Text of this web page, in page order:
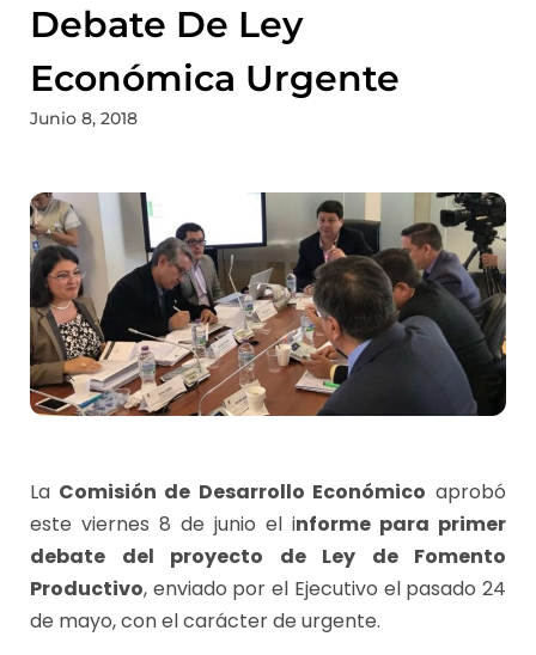
Debate De Ley
Económica Urgente
Junio 8, 2018
La Comisión de Desarrollo Económico aprobó
este viernes 8 de junio el informe para primer
debate del proyecto de Ley de Fomento
Productivo, enviado por el Ejecutivo el pasado 24
de mayo, con el carácter de urgente.